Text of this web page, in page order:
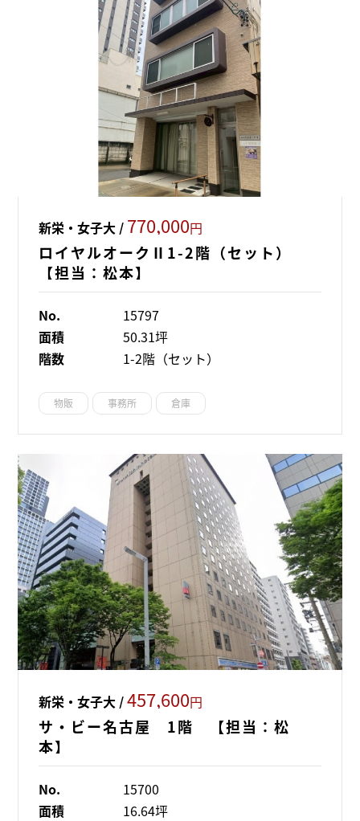
新栄・女子大 / 770,000円
ロイヤルオークⅡ1-2階（セット）
【担当：松本】
No.
15797
面積
50.31坪
階数
1-2階（セット）
物販 事務所 倉庫
新栄・女子大 /457,600円
サ・ビー名古屋 1階 【担当：松
本】
No.
15700
面積
16.64坪